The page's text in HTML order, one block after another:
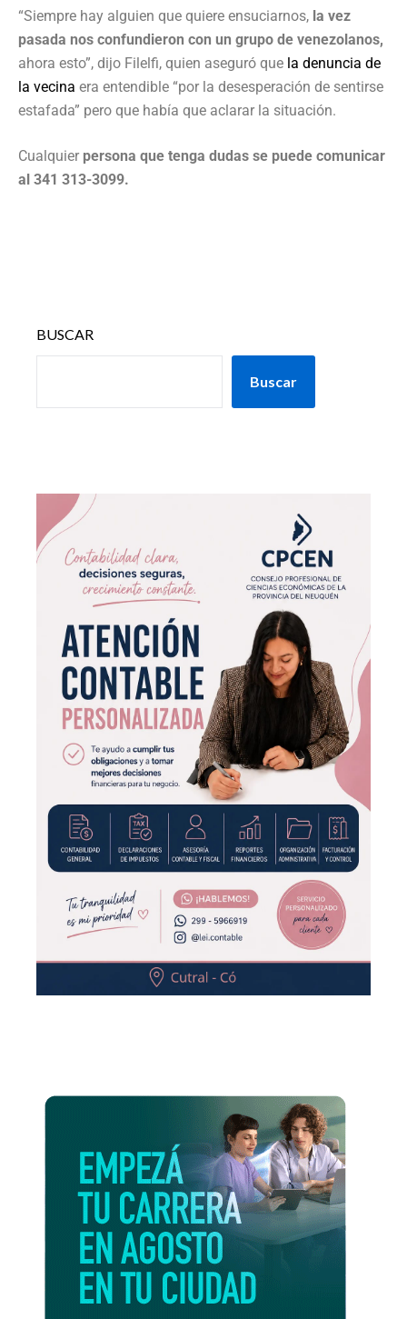
“Siempre hay alguien que quiere ensuciarnos, la vez
pasada nos confundieron con un grupo de venezolanos,
ahora esto”, dijo Filelfi, quien aseguró que la denuncia de
la vecina era entendible “por la desesperación de sentirse
estafada” pero que había que aclarar la situación.
Cualquier persona que tenga dudas se puede comunicar
al 341 313-3099.
BUSCAR
Buscar